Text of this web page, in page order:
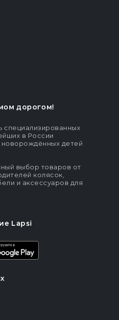
дорогом!
специализированных
в России
новорождённых детей
выбор товаров от
колясок,
и аксессуаров для
Lapsi